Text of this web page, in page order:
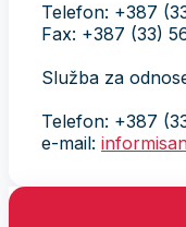
Telefon: +387
Fax: +387 (33)
Služba za
Telefon: +387
e-mail: